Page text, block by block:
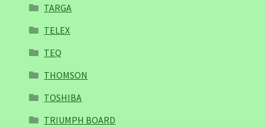
TARGA
TELEX
TEQ
THOMSON
TOSHIBA
TRIUMPH BOARD